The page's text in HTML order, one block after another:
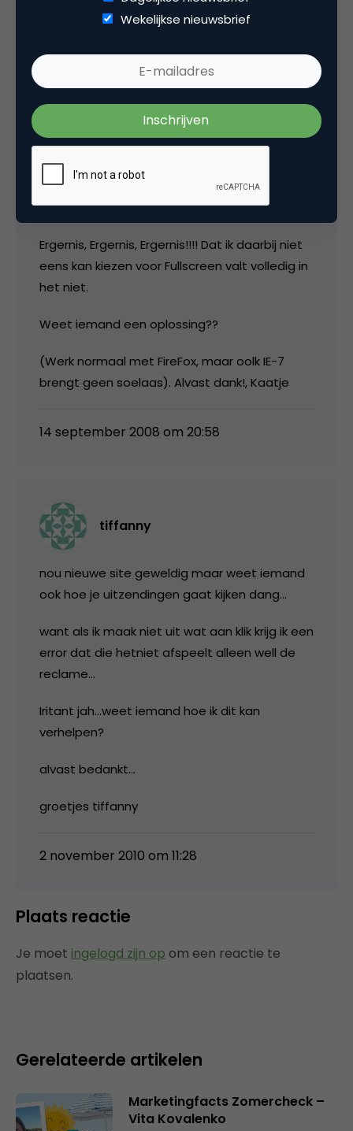
scherp in kleinbeeld en iets waziger in
fullscreen zien, maar altijd vloeiend.
Na de vernieuwing heb ik weinig keus meer.
De eerste paar dagen kon ik nog kiezen uit de
minste uitvoering (kleinste van drie), wat in
ieder geval vloeiend beeld gaf.
Sinds vrijdag 12 sept heb ik nog maar keuze uit
de twee beste; resultaat: haperend beeld!
Ergernis, Ergernis, Ergernis!!!! Dat ik daarbij niet
eens kan kiezen voor Fullscreen valt volledig in
het niet.
Weet iemand een oplossing??
(Werk normaal met FireFox, maar oolk IE-7
brengt geen soelaas). Alvast dank!, Kaatje
14 september 2008 om 20:58
tiffanny
nou nieuwe site geweldig maar weet iemand
ook hoe je uitzendingen gaat kijken dang…
want als ik maak niet uit wat aan klik krijg ik een
error dat die hetniet afspeelt alleen well de
reclame…
Iritant jah…weet iemand hoe ik dit kan
verhelpen?
alvast bedankt…
groetjes tiffanny
2 november 2010 om 11:28
Plaats reactie
Je moet ingelogd zijn op om een reactie te
plaatsen.
Gerelateerde artikelen
Marketingfacts Zomercheck –
Vita Kovalenko
Wekelijkse nieuwsbrief